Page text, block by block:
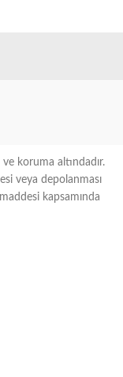
koruma altındadır.
veya depolanması
kapsamında